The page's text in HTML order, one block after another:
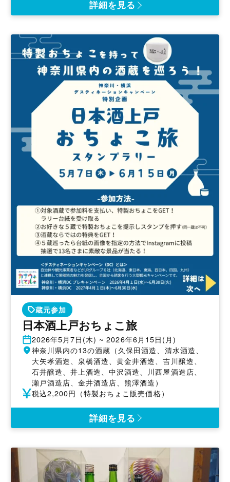
詳細を見る
蔵元参加
日本酒上戸おちょこ旅
開
催
2026年5月7日(木) ~ 2026年6月15日(月)
開 神奈川県内の13の酒蔵（久保田酒造、清水酒造、
大矢孝酒造、泉橋酒造、黄金井酒造、吉川醸造、
石井醸造、井上酒造、中沢酒造、川西屋酒造店、
瀬戸酒造店、金井酒造店、熊澤酒造）
参 税込2,200円（特製おちょこ販売価格）
詳細を見る